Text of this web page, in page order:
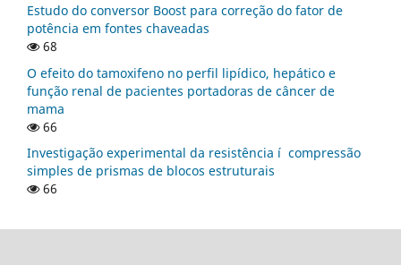
Estudo do conversor Boost para correção do fator de
potência em fontes chaveadas
68
O efeito do tamoxifeno no perfil lipí­dico, hepático e
função renal de pacientes portadoras de câncer de
mama
66
Investigação experimental da resistência í compressão
simples de prismas de blocos estruturais
66